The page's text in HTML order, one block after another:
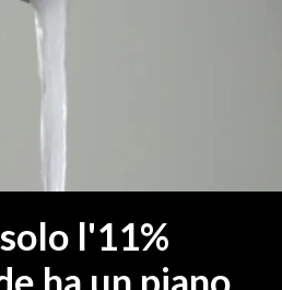
l'11%
ha un piano